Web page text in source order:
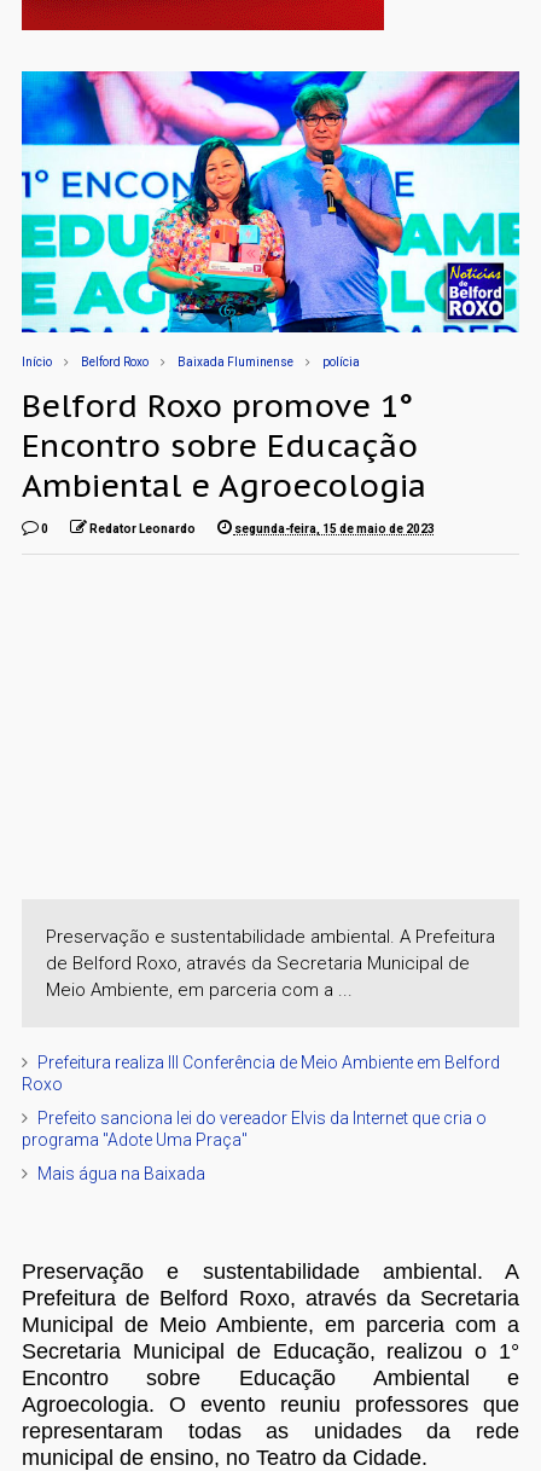
Início Belford Roxo Baixada Fluminense polícia
Belford Roxo promove 1°
Encontro sobre Educação
Ambiental e Agroecologia
0 Redator Leonardo segunda-feira, 15 de maio de 2023
Preservação e sustentabilidade ambiental. A Prefeitura
de Belford Roxo, através da Secretaria Municipal de
Meio Ambiente, em parceria com a ...
Prefeitura realiza III Conferência de Meio Ambiente em Belford
Roxo
Prefeito sanciona lei do vereador Elvis da Internet que cria o
programa "Adote Uma Praça"
Mais água na Baixada
Preservação e sustentabilidade ambiental. A
Prefeitura de Belford Roxo, através da Secretaria
Municipal de Meio Ambiente, em parceria com a
Secretaria Municipal de Educação, realizou o 1°
Encontro sobre Educação Ambiental e
Agroecologia. O evento reuniu professores que
representaram todas as unidades da rede
municipal de ensino, no Teatro da Cidade.